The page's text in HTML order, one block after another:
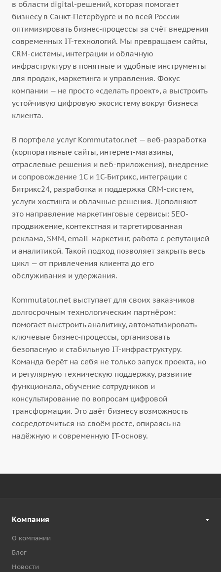
в области digital-решений, которая помогает
бизнесу в Санкт-Петербурге и по всей России
оптимизировать бизнес-процессы за счёт внедрения
современных IT-технологий. Мы превращаем сайты,
CRM-системы, интеграции и облачную
инфраструктуру в понятные и удобные инструменты
для продаж, маркетинга и управления. Фокус
компании — не просто «сделать проект», а выстроить
устойчивую цифровую экосистему вокруг бизнеса
клиента.
В портфеле услуг Kommutator.net — веб-разработка
(корпоративные сайты, интернет-магазины,
отраслевые решения и веб-приложения), внедрение
и сопровождение 1С и 1С-Битрикс, интеграции с
Битрикс24, разработка и поддержка CRM-систем,
услуги хостинга и облачные решения. Дополняют
это направление маркетинговые сервисы: SEO-
продвижение, контекстная и таргетированная
реклама, SMM, email-маркетинг, работа с репутацией
и аналитикой. Такой подход позволяет закрыть весь
цикл — от привлечения клиента до его
обслуживания и удержания.
Kommutator.net выступает для своих заказчиков
долгосрочным технологическим партнёром:
помогает выстроить аналитику, автоматизировать
ключевые бизнес-процессы, организовать
безопасную и стабильную IT-инфраструктуру.
Команда берёт на себя не только запуск проекта, но
и регулярную техническую поддержку, развитие
функционала, обучение сотрудников и
консультирование по вопросам цифровой
трансформации. Это даёт бизнесу возможность
сосредоточиться на своём росте, опираясь на
надёжную и современную IT-основу.
Компания
О компании
Блог
Новости